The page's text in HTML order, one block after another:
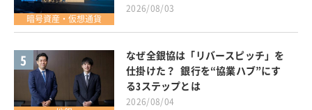
暗号資産・仮想通貨
2026/08/03
5
なぜ全銀協は「リバースピッチ」を
仕掛けた？ 銀行を“協業ハブ”にす
る3ステップとは
2026/08/04